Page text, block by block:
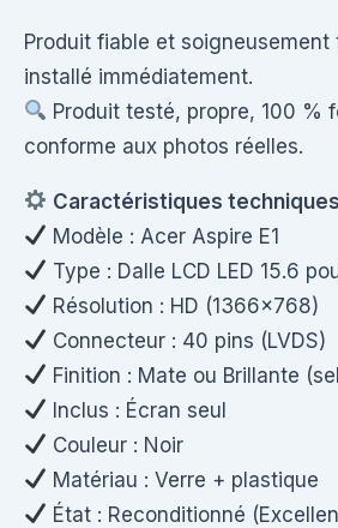
Produit fiable et
installé immédiatement.
Produit testé, propre, 100 %
conforme aux photos réelles.
Caractéristiques
Modèle : Acer Aspire E1
Type : Dalle LCD LED 15.6
Résolution : HD (1366×768)
Connecteur : 40 pins (LVDS)
Finition : Mate ou Brillante
Inclus : Écran seul
Couleur : Noir
Matériau : Verre + plastique
État : Reconditionné